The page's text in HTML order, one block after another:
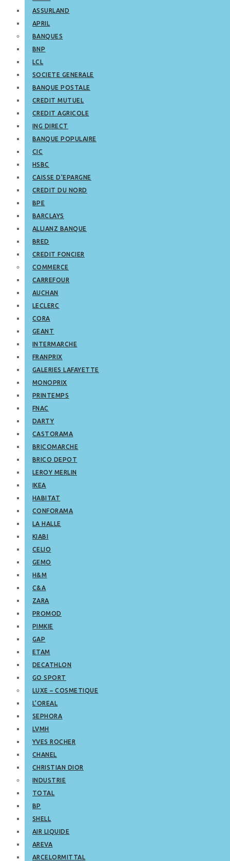
ASSURLAND
APRIL
BANQUES
BNP
LCL
SOCIETE GENERALE
BANQUE POSTALE
CREDIT MUTUEL
CREDIT AGRICOLE
ING DIRECT
BANQUE POPULAIRE
CIC
HSBC
CAISSE D’EPARGNE
CREDIT DU NORD
BPE
BARCLAYS
ALLIANZ BANQUE
BRED
CREDIT FONCIER
COMMERCE
CARREFOUR
AUCHAN
LECLERC
CORA
GEANT
INTERMARCHE
FRANPRIX
GALERIES LAFAYETTE
MONOPRIX
PRINTEMPS
FNAC
DARTY
CASTORAMA
BRICOMARCHE
BRICO DEPOT
LEROY MERLIN
IKEA
HABITAT
CONFORAMA
LA HALLE
KIABI
CELIO
GEMO
H&M
C&A
ZARA
PROMOD
PIMKIE
GAP
ETAM
DECATHLON
GO SPORT
LUXE – COSMETIQUE
L’OREAL
SEPHORA
LVMH
YVES ROCHER
CHANEL
CHRISTIAN DIOR
INDUSTRIE
TOTAL
BP
SHELL
AIR LIQUIDE
AREVA
ARCELORMITTAL